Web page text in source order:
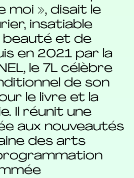
», disait le
insatiable
et de
en 2021 par la
le 7L célèbre
de son
le livre et la
Il réunit une
aux nouveautés
des arts